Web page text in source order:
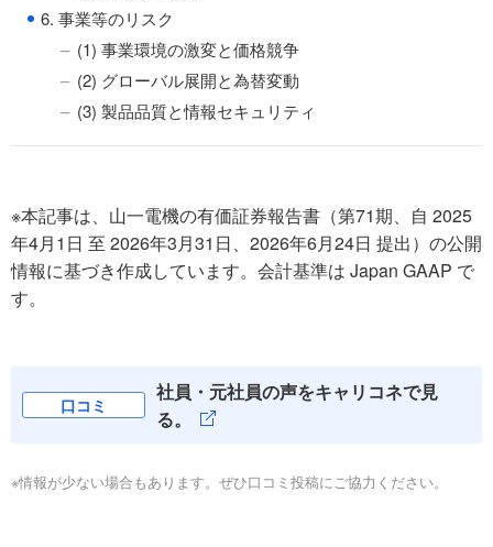
● 6. 事業等のリスク
(1) 事業環境の激変と価格競争
(2) グローバル展開と為替変動
(3) 製品品質と情報セキュリティ
※本記事は、山一電機の有価証券報告書（第71期、自 2025
年4月1日 至 2026年3月31日、2026年6月24日 提出）の公開
情報に基づき作成しています。会計基準は Japan GAAP で
す。
口コミ
社員・元社員の声をキャリコネで見
る。
※情報が少ない場合もあります。ぜひ口コミ投稿にご協力ください。